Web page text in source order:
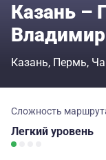
Казань –
Казань Пермь
Сложность
Легкий уровень